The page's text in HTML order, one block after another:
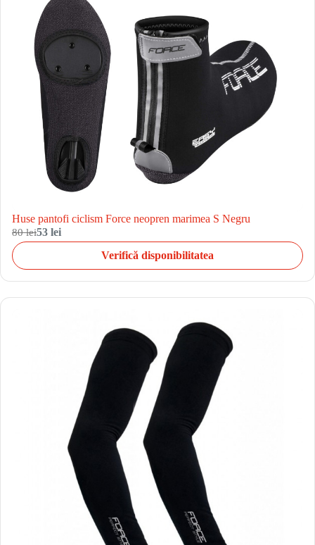
Huse pantofi ciclism Force neopren marimea S Negru
80 lei53 lei
Verifică disponibilitatea